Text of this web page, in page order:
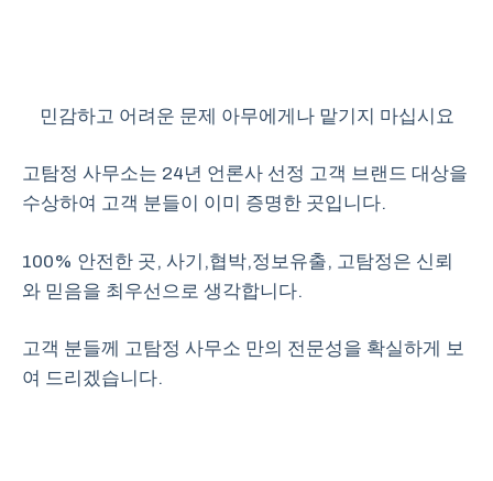
민감하고 어려운 문제 아무에게나 맡기지 마십시요
고탐정 사무소는 24년 언론사 선정 고객 브랜드 대상을
수상하여 고객 분들이 이미 증명한 곳입니다.
100% 안전한 곳, 사기,협박,정보유출, 고탐정은 신뢰
와 믿음을 최우선으로 생각합니다.
고객 분들께 고탐정 사무소 만의 전문성을 확실하게 보
여 드리겠습니다.